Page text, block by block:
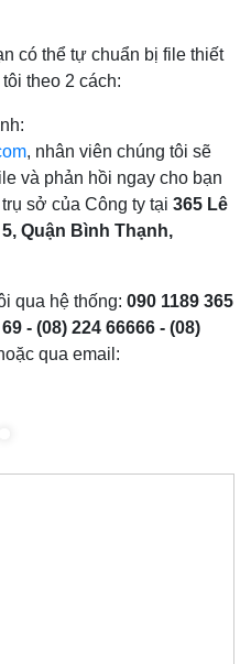
có thể tự chuẩn bị file thiết
theo 2 cách:
, nhân viên chúng tôi sẽ
và phản hồi ngay cho bạn
sở của Công ty tại 365 Lê
Quận Bình Thạnh,
qua hệ thống: 090 1189 365
- (08) 224 66666 - (08)
qua email: